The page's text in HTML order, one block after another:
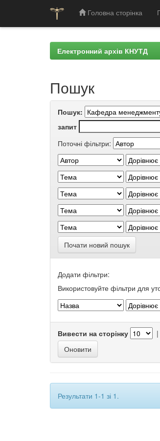
Головна сторінка
Електронний архів КНУТД
Пошук
Пошук:
запит
Поточні фільтри:
Почати новий пошук
Додати фільтри:
Використовуйте фільтри для
Вивести на сторінку |
Результати 1-1 зі 1.